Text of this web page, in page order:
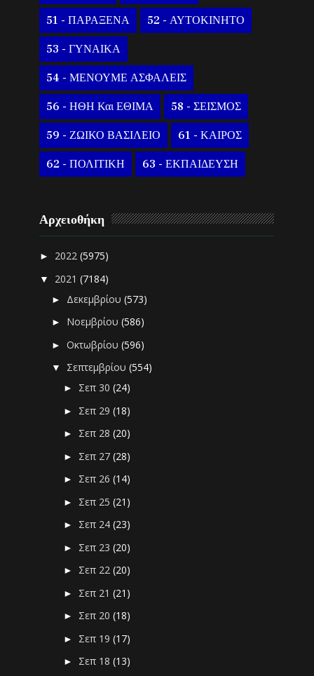
51 - ΠΑΡΑΞΕΝΑ 52 - ΑΥΤΟΚΙΝΗΤΟ
53 - ΓΥΝΑΙΚΑ
54 - ΜΕΝΟΥΜΕ ΑΣΦΑΛΕΙΣ
56 - ΗΘΗ Και ΕΘΙΜΑ 58 - ΣΕΙΣΜΟΣ
59 - ΖΩΙΚΟ ΒΑΣΙΛΕΙΟ 61 - ΚΑΙΡΟΣ
62 - ΠΟΛΙΤΙΚΗ 63 - ΕΚΠΑΙΔΕΥΣΗ
Αρχειοθήκη
► 2022(5975)
▼ 2021(7184)
► Δεκεμβρίου(573)
► Νοεμβρίου(586)
►Οκτωβρίου(596)
▼ Σεπτεμβρίου(554)
► Σεπ 30(24)
► Σεπ 29(18)
► Σεπ 28(20)
► Σεπ 27(28)
► Σεπ 26(14)
► Σεπ 25(21)
► Σεπ 24(23)
► Σεπ 23(20)
► Σεπ 22(20)
► Σεπ 21(21)
► Σεπ 20(18)
► Σεπ 19(17)
► Σεπ 18(13)